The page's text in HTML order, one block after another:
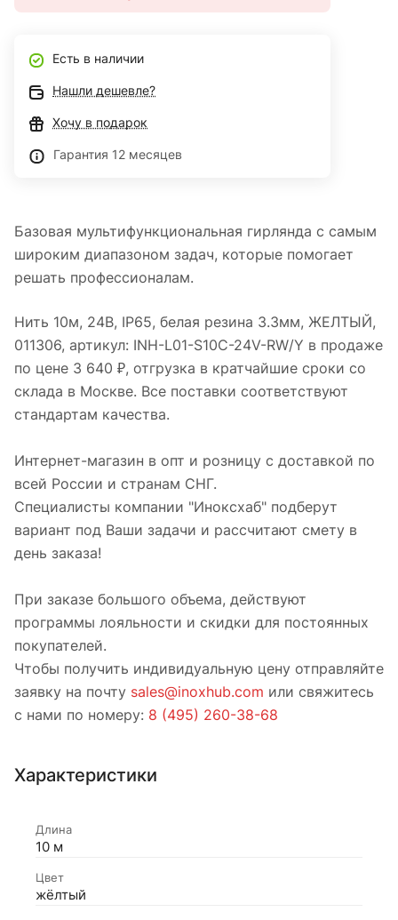
Есть в наличии
Нашли дешевле?
Хочу в подарок
Гарантия 12 месяцев
Базовая мультифункциональная гирлянда с самым
широким диапазоном задач, которые помогает
решать профессионалам.
Нить 10м, 24В, IP65, белая резина 3.3мм, ЖЕЛТЫЙ,
011306, артикул: INH-L01-S10C-24V-RW/Y в продаже
по цене 3 640 ₽, отгрузка в кратчайшие сроки со
склада в Москве. Все поставки соответствуют
стандартам качества.
Интернет-магазин в опт и розницу с доставкой по
всей России и странам СНГ.
Специалисты компании "Иноксхаб" подберут
вариант под Ваши задачи и рассчитают смету в
день заказа!
При заказе большого объема, действуют
программы лояльности и скидки для постоянных
покупателей.
Чтобы получить индивидуальную цену отправляйте
заявку на почту sales@inoxhub.com или свяжитесь
с нами по номеру: 8 (495) 260-38-68
Характеристики
Длина
10 м
Цвет
жёлтый